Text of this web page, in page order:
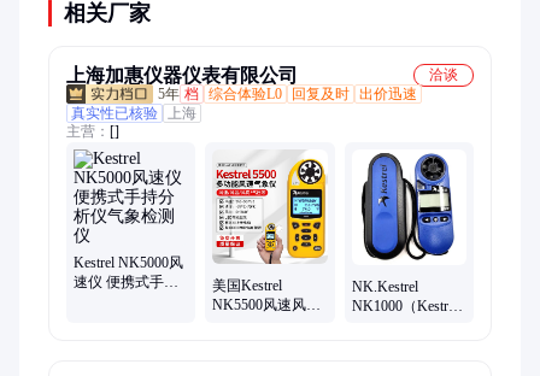
相关厂家
上海加惠仪器仪表有限公司
洽谈
5年 档 综合体验L0 回复及时 出价迅速
真实性已核验
上海
主营： []
Kestrel NK5000风
速仪 便携式手持
美国Kestrel
NK5500风速风向
NK.Kestrel
NK1000（Kestrel